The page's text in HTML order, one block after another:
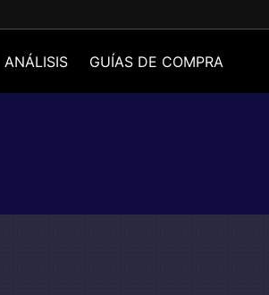
ANÁLISIS GUÍAS DE COMPRA